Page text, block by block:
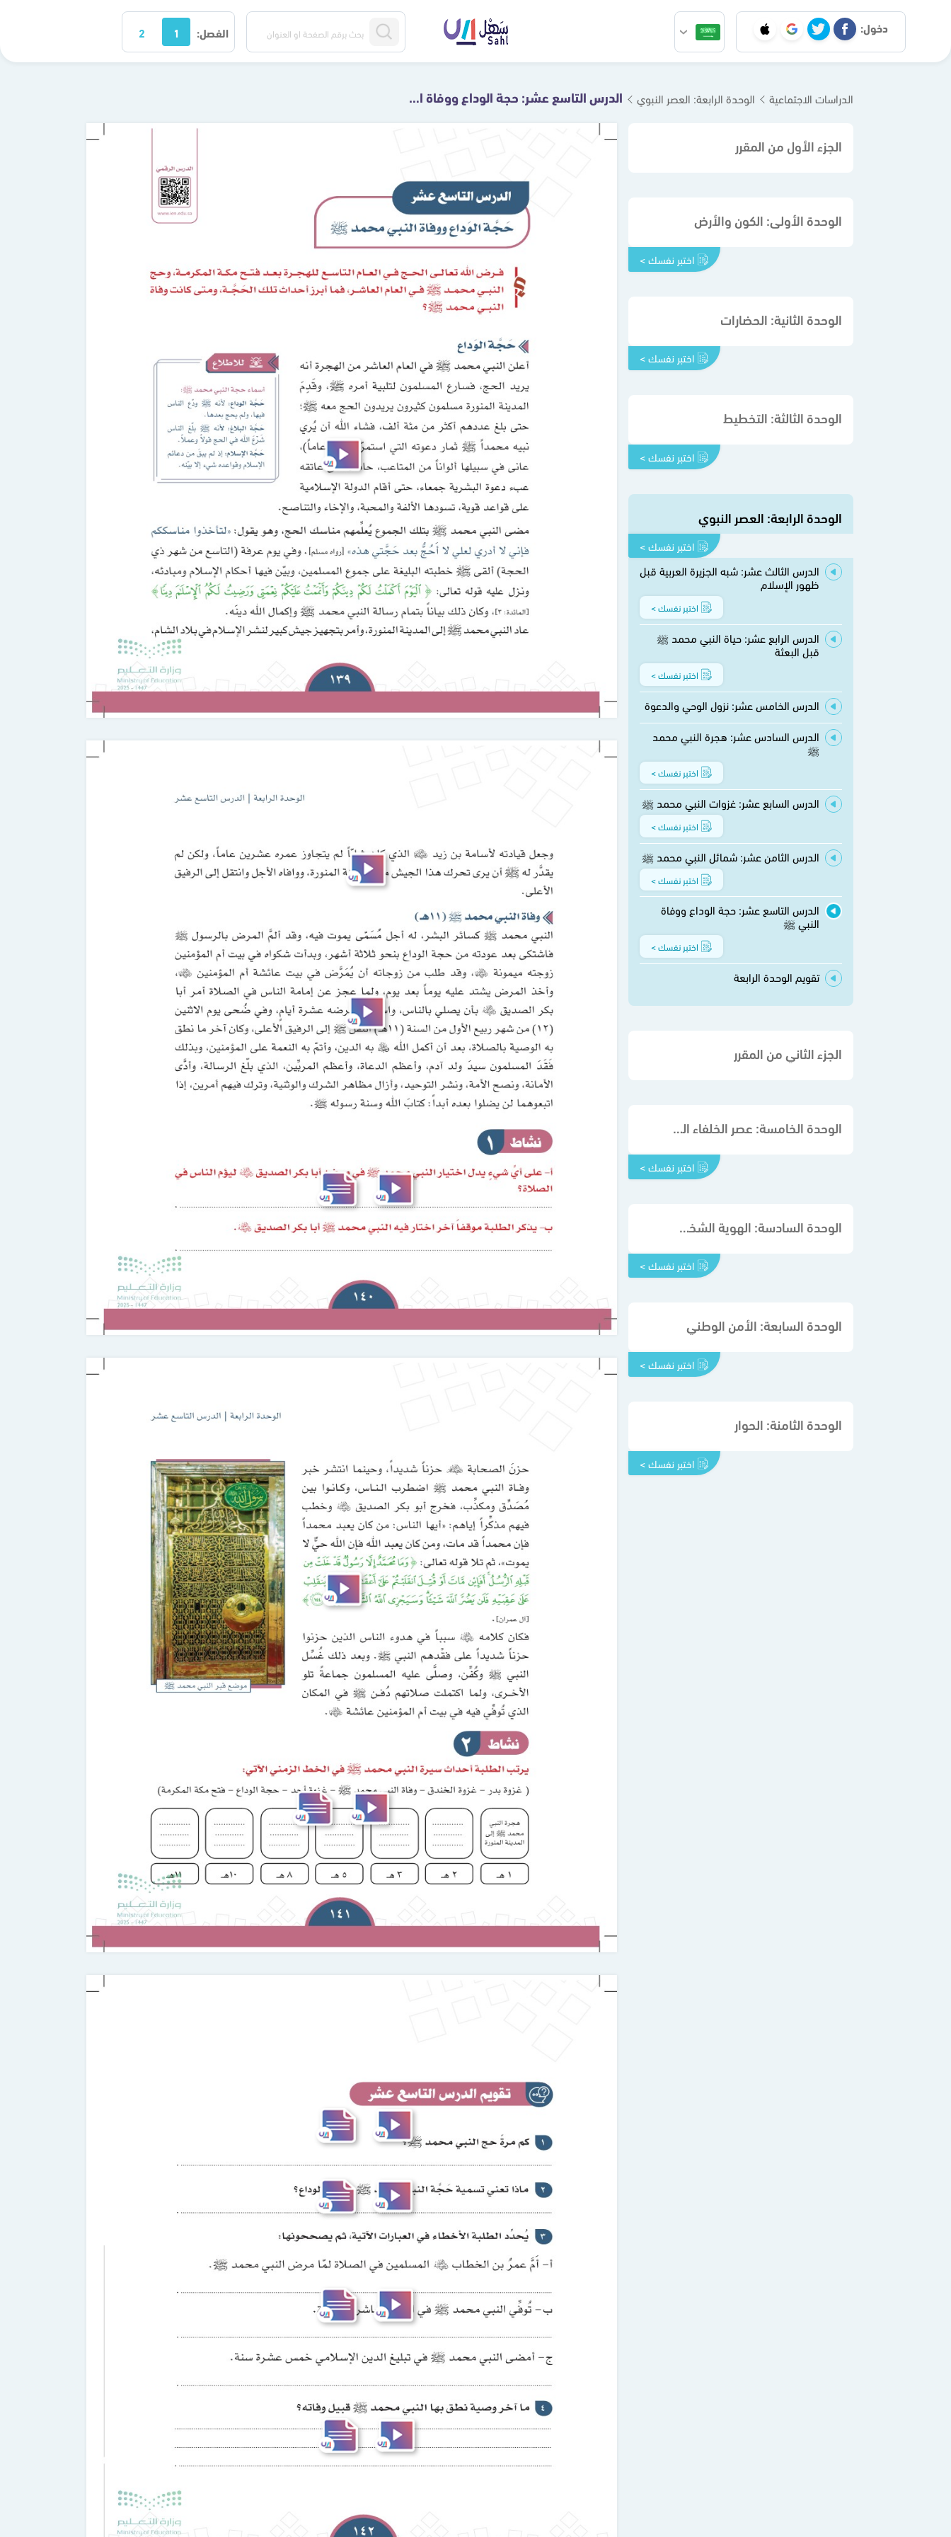
دخول: الفصل: 1
2
الدراسات الاجتماعية الوحدة الرابعة: العصر النبوي الدرس التاسع عشر: حجة الوداع ووفاة النبي ﷺ
الجزء الأول من المقرر
الوحدة الأولى: الكون والأرض
اختبر نفسك >
الوحدة الثانية: الحضارات
اختبر نفسك >
الوحدة الثالثة: التخطيط
اختبر نفسك >
الوحدة الرابعة: العصر النبوي
اختبر نفسك >
الدرس الثالث عشر: شبه الجزيرة العربية قبل
ظهور الإسلام
اختبر نفسك >
الدرس الرابع عشر: حياة النبي محمد ﷺ
قبل البعثة
اختبر نفسك >
الدرس الخامس عشر: نزول الوحي والدعوة
الدرس السادس عشر: هجرة النبي محمد
ﷺ
اختبر نفسك >
الدرس السابع عشر: غزوات النبي محمد ﷺ
اختبر نفسك >
الدرس الثامن عشر: شمائل النبي محمد ﷺ
اختبر نفسك >
الدرس التاسع عشر: حجة الوداع ووفاة
النبي ﷺ
اختبر نفسك >
تقويم الوحدة الرابعة
الجزء الثاني من المقرر
الوحدة الخامسة: عصر الخلفاء الراشدين
اختبر نفسك >
الوحدة السادسة: الهوية الشخصية
اختبر نفسك >
الوحدة السابعة: الأمن الوطني
اختبر نفسك >
الوحدة الثامنة: الحوار
اختبر نفسك >